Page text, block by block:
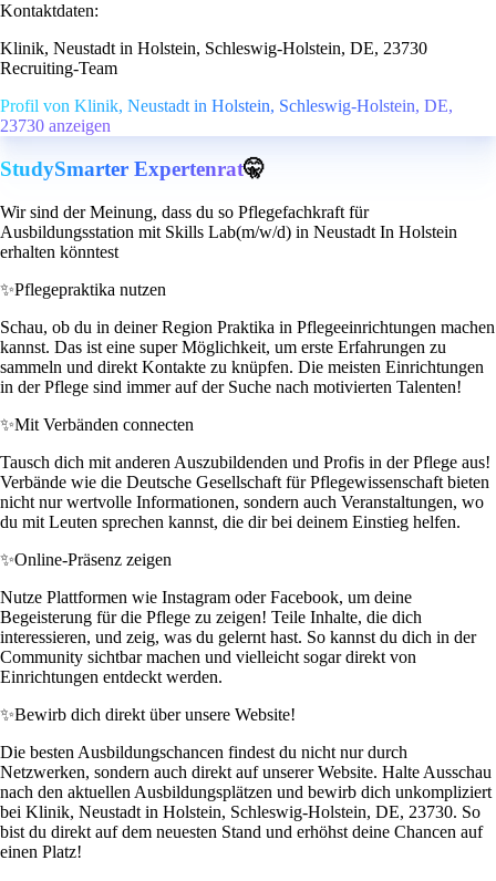
Kontaktdaten:
Klinik, Neustadt in Holstein, Schleswig-Holstein, DE, 23730
Recruiting-Team
Profil von Klinik, Neustadt in Holstein, Schleswig-Holstein, DE,
23730 anzeigen
StudySmarter Expertenrat🤫
Wir sind der Meinung, dass du so Pflegefachkraft für
Ausbildungsstation mit Skills Lab(m/w/d) in Neustadt In Holstein
erhalten könntest
✨Pflegepraktika nutzen
Schau, ob du in deiner Region Praktika in Pflegeeinrichtungen machen
kannst. Das ist eine super Möglichkeit, um erste Erfahrungen zu
sammeln und direkt Kontakte zu knüpfen. Die meisten Einrichtungen
in der Pflege sind immer auf der Suche nach motivierten Talenten!
✨Mit Verbänden connecten
Tausch dich mit anderen Auszubildenden und Profis in der Pflege aus!
Verbände wie die Deutsche Gesellschaft für Pflegewissenschaft bieten
nicht nur wertvolle Informationen, sondern auch Veranstaltungen, wo
du mit Leuten sprechen kannst, die dir bei deinem Einstieg helfen.
✨Online-Präsenz zeigen
Nutze Plattformen wie Instagram oder Facebook, um deine
Begeisterung für die Pflege zu zeigen! Teile Inhalte, die dich
interessieren, und zeig, was du gelernt hast. So kannst du dich in der
Community sichtbar machen und vielleicht sogar direkt von
Einrichtungen entdeckt werden.
✨Bewirb dich direkt über unsere Website!
Die besten Ausbildungschancen findest du nicht nur durch
Netzwerken, sondern auch direkt auf unserer Website. Halte Ausschau
nach den aktuellen Ausbildungsplätzen und bewirb dich unkompliziert
bei Klinik, Neustadt in Holstein, Schleswig-Holstein, DE, 23730. So
bist du direkt auf dem neuesten Stand und erhöhst deine Chancen auf
einen Platz!